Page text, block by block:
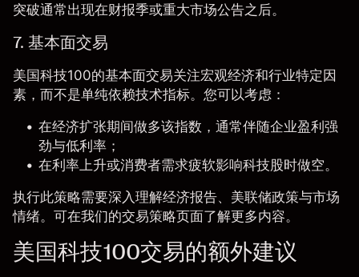
突破通常出现在财报季或重大市场公告之后。
7. 基本面交易
美国科技100的基本面交易关注宏观经济和行业特定因
素，而不是单纯依赖技术指标。您可以考虑：
在经济扩张期间做多该指数，通常伴随企业盈利强
劲与低利率；
在利率上升或消费者需求疲软影响科技股时做空。
执行此策略需要深入理解经济报告、美联储政策与市场
情绪。可在我们的交易策略页面了解更多内容。
美国科技100交易的额外建议